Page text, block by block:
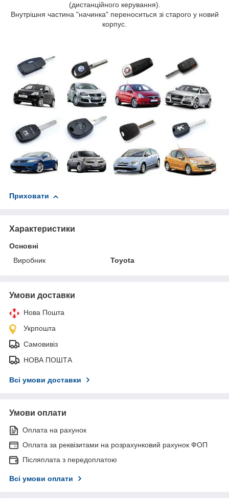
(дистанційного керування).
Внутрішня частина "начинка" переноситься зі старого у новий
корпус.
Приховати
Характеристики
Основні
Виробник
Toyota
Умови доставки
Нова Пошта
Укрпошта
Самовивіз
НОВА ПОШТА
Всі умови доставки
Умови оплати
Оплата на рахунок
Оплата за реквізитами на розрахунковий рахунок ФОП
Післяплата з передоплатою
Всі умови оплати